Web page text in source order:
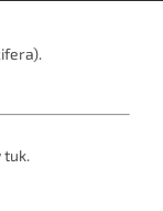
tuk.